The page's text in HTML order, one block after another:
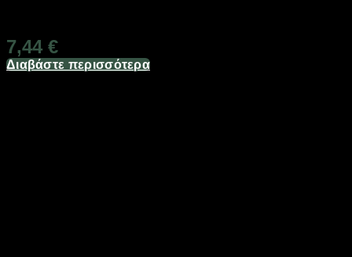
7,44 €
Διαβάστε περισσότερα